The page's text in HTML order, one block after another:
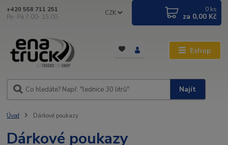
Eshop
CZK
Najít
+420 558 711 251
Po- Pá 7:00- 15:00
0 ks
za 0,00 Kč
Úvod Dárkové poukazy
Dárkové poukazy